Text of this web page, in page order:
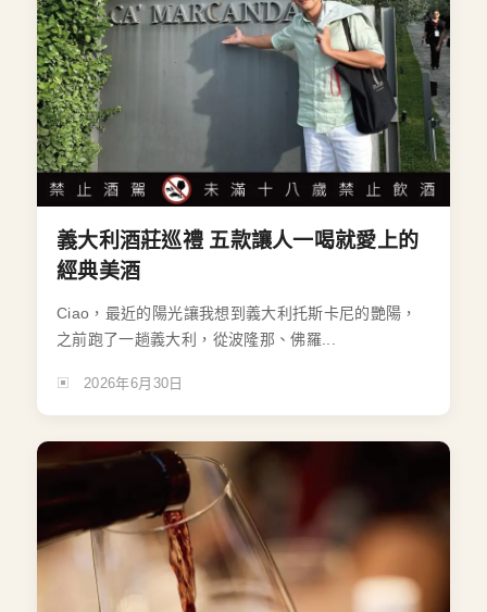
義大利酒莊巡禮 五款讓人一喝就愛上的
經典美酒
Ciao，最近的陽光讓我想到義大利托斯卡尼的艷陽，
之前跑了一趟義大利，從波隆那、佛羅...
2026年6月30日